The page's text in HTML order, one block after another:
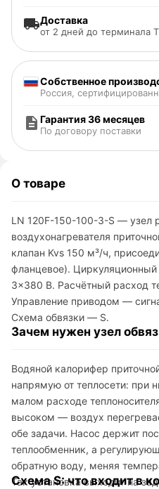
Доставка
от 2 дней до терминала
Собственное
Россия,
Гарантия 36 месяцев
По договору поставки
О товаре
LN 120F-150-100-3-S — узел
воздухонагревателя
клапан Kvs 150 м³/ч,
фланцевое). Циркуляционный
3×380 В. Расчётный расход
Управление приводом —
Схема обвязки — S.
Зачем нужен узел
Водяной калорифер
напрямую от теплосети: при
малом расходе
высоком — воздух
обе задачи. Насос держит
теплообменник, а
обратную воду, меняя
Так установка выходит на
Схема S: что входит в